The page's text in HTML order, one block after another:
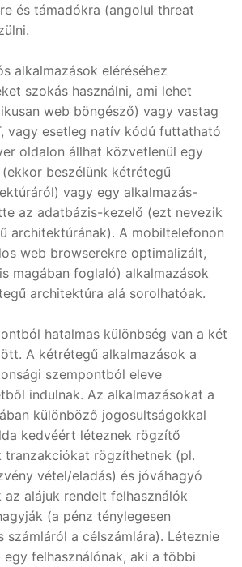
és támadókra (angolul threat
alkalmazások eléréséhez
szokás használni, ami lehet
web böngésző) vagy vastag
vagy esetleg natív kódú futtatható
oldalon állhat közvetlenül egy
beszélünk kétrétegű
vagy egy alkalmazás-
az adatbázis-kezelő (ezt nevezik
architektúrának). A mobiltelefonon
web browserekre optimalizált,
magában foglaló) alkalmazások
architektúra alá sorolhatóak.
hatalmas különbség van a két
A kétrétegű alkalmazások a
szempontból eleve
indulnak. Az alkalmazásokat a
különböző jogosultságokkal
kedvéért léteznek rögzítő
tranzakciókat rögzíthetnek (pl.
vétel/eladás) és jóváhagyó
az alájuk rendelt felhasználók
(a pénz ténylegesen
számláról a célszámlára). Léteznie
felhasználónak, aki a többi